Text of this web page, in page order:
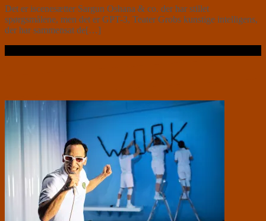
Det er iscenesætter Sargun Oshana & co. der har stillet
spørgsmålene, men det er GPT-3, Teater Grobs kunstige intelligens,
der har sammensat de[…]